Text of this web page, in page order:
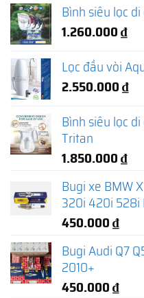
Bình siêu lọc
1.260.000₫
Lọc đầu vòi
2.550.000₫
Bình siêu lọc
Tritan
1.850.000₫
Bugi xe BMW
320i 420i 528i
450.000₫
Bugi Audi Q7
2010+
450.000₫